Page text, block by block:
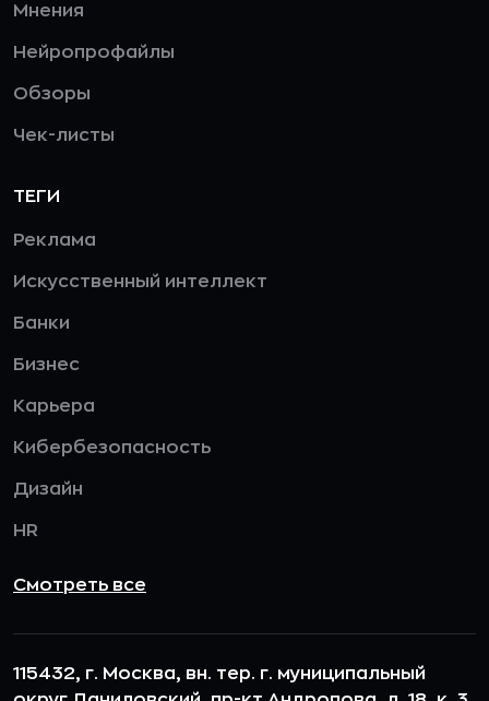
Мнения
Нейропрофайлы
Обзоры
Чек-листы
ТЕГИ
Реклама
Искусственный интеллект
Банки
Бизнес
Карьера
Кибербезопасность
Дизайн
HR
Смотреть все
115432, г. Москва, вн. тер. г. муниципальный